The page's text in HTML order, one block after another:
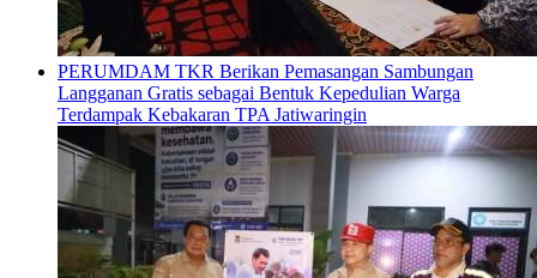
PERUMDAM TKR Berikan Pemasangan Sambungan
Langganan Gratis sebagai Bentuk Kepedulian Warga
Terdampak Kebakaran TPA Jatiwaringin